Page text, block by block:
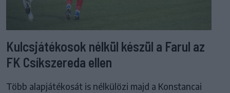
Kulcsjátékosok nélkül készül a Farul az
FK Csíkszereda ellen
Több alapjátékosát is nélkülözi majd a Konstancai